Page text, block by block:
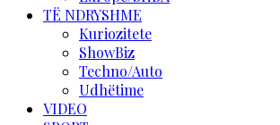
TË NDRYSHME
Kuriozitete
ShowBiz
Techno/Auto
Udhëtime
VIDEO